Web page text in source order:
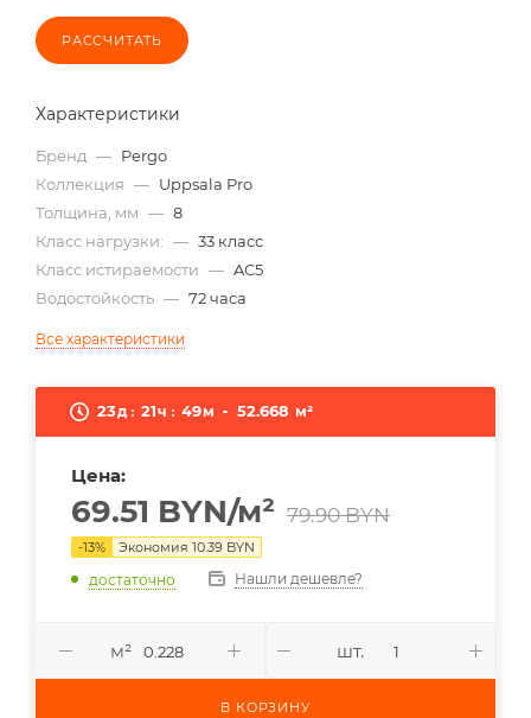
РАССЧИТАТЬ
Характеристики
Бренд — Pergo
Коллекция — Uppsala Pro
Толщина, мм — 8
Класс нагрузки: — 33 класс
Класс истираемости — AC5
Водостойкость — 72 часа
Все характеристики
23д 21ч 49м 52.668 м²
Цена:
69.51 BYN/м² 79.90BYN
-13% Экономия 10.39 BYN
достаточно Нашли дешевле?
м² шт.
В КОРЗИНУ